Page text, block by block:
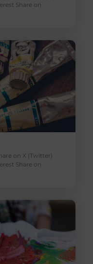
Share on
on X (Twitter)
Share on